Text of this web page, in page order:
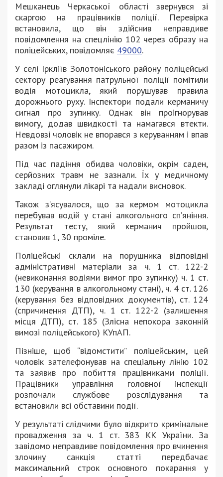
Мешканець Черкаської області звернувся зі
скаргою на працівників поліції. Перевірка
встановила, що він здійснив неправдиве
повідомлення на спецлінію 102 через образу на
поліцейських, повідомляє 49000.
У селі Іркліїв Золотоніського району поліцейські
сектору реагування патрульної поліції помітили
водія мотоцикла, який порушував правила
дорожнього руху. Інспектори подали керманичу
сигнал про зупинку. Однак він проігнорував
вимогу, додав швидкості та намагався втекти.
Невдовзі чоловік не впорався з керуванням і впав
разом із пасажиром.
Під час падіння обидва чоловіки, окрім саден,
серйозних травм не зазнали. Їх у медичному
закладі оглянули лікарі та надали висновок.
Також з’ясувалося, що за кермом мотоцикла
перебував водій у стані алкогольного сп’яніння.
Результат тесту, який керманич пройшов,
становив 1, 30 проміле.
Поліцейські склали на порушника відповідні
адміністративні матеріали за ч. 1 ст. 122-2
(невиконання водіями вимог про зупинку) ч. 1 ст.
130 (керування в алкогольному стані), ч. 4 ст. 126
(керування без відповідних документів), ст. 124
(спричинення ДТП), ч. 1 ст. 122-2 (залишення
місця ДТП), ст. 185 (Злісна непокора законній
вимозі поліцейського) КУпАП.
Пізніше, щоб “відомстити” поліцейським, цей
чоловік зателефонував на спеціальну лінію 102
та заявив про побиття працівниками поліції.
Працівники управління головної інспекції
розпочали службове розслідування та
встановили всі обставини події.
У результаті слідчими було відкрито кримінальне
провадження за ч. 1 ст. 383 КК України. За
завідомо неправдиве повідомлення про вчинення
злочину санкція статті передбачає
максимальний строк основного покарання у